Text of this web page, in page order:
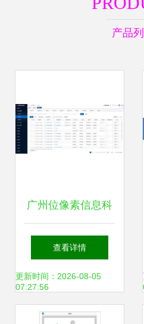
产品
广州位像素信息科
技 便捷高效的软件
外包服务专家
查看详情
更新时间：2026-08-05
07:27:56